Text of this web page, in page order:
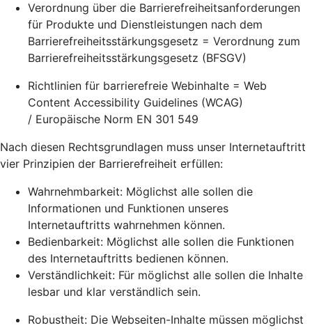
Verordnung über die Barrierefreiheitsanforderungen
für Produkte und Dienstleistungen nach dem
Barrierefreiheitsstärkungsgesetz = Verordnung zum
Barrierefreiheitsstärkungsgesetz (BFSGV)
Richtlinien für barrierefreie Webinhalte = Web
Content Accessibility Guidelines (WCAG)
/ Europäische Norm EN 301 549
Nach diesen Rechtsgrundlagen muss unser Internetauftritt
vier Prinzipien der Barrierefreiheit erfüllen:
Wahrnehmbarkeit: Möglichst alle sollen die
Informationen und Funktionen unseres
Internetauftritts wahrnehmen können.
Bedienbarkeit: Möglichst alle sollen die Funktionen
des Internetauftritts bedienen können.
Verständlichkeit: Für möglichst alle sollen die Inhalte
lesbar und klar verständlich sein.
Robustheit: Die Webseiten-Inhalte müssen möglichst